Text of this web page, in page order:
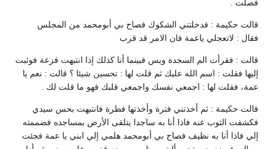
فصلت .
قالت حكيمة : فدخلتني الشكوك فصاح بي أبومحمد من المجلس
فقال : لاتعجلي ياعمة فان الامر قد قرب
قالت : فقرأت الم السجدة ويس فبينما أنا كذلك إذا انتبهت فزعة فوثبت
إليها فقلت : اسم الله عليك ثم قلت لها : تحسين شيئا ؟ قالت : نعم يا
عمة، فقلت لها : اجمعي نفسك واجمعي قلبك فهو ما قلت لك .
قالت حكيمة : ثم أخذتني فترة وأخذتها فطرة فانتبهت بحس سيدي
فكشفت الثوب عنه فاذا أنا به ساجدا يتلقى الأرض بمساجده فضممته
إلي فاذا أنا به نظيف فصاح بي أبومحمد هلمي إلي ابني يا عمة فجئت